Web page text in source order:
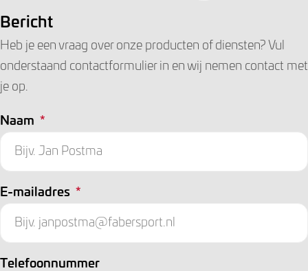
Bericht
Heb je een vraag over onze producten of diensten? Vul
onderstaand contactformulier in en wij nemen contact met
je op.
Naam *
E-mailadres *
Telefoonnummer